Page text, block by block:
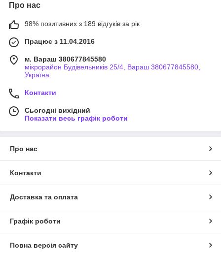
Про нас
98% позитивних з 189 відгуків за рік
Працює з 11.04.2016
м. Вараш 380677845580
мікрорайон Будівельників 25/4, Вараш 380677845580,
Україна
Контакти
Сьогодні вихідний
Показати весь графік роботи
Про нас
Контакти
Доставка та оплата
Графік роботи
Повна версія сайту